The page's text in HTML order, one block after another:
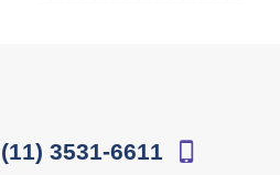
(11) 3531-6611